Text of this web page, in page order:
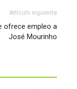
Artículo siguiente
ofrece empleo a
José Mourinho